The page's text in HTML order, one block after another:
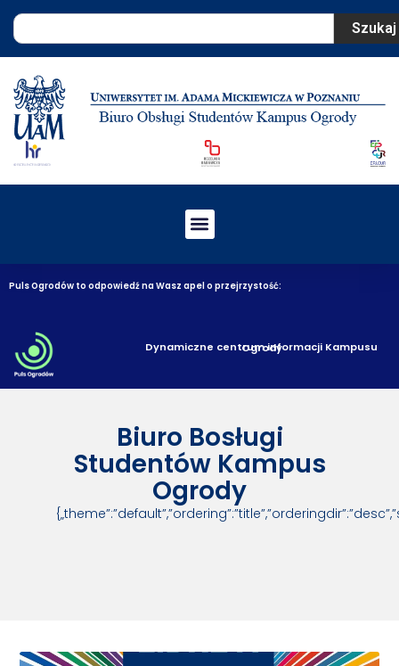
Szukaj
Puls Ogrodów to odpowiedź na Wasz apel o przejrzystość:
Dynamiczne centrum informacji Kampusu Ogrody
Biuro Bosługi
Studentów Kampus
Ogrody